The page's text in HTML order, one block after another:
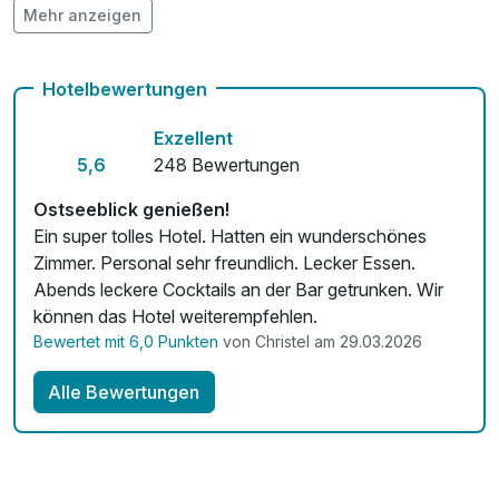
Hunde im Hotel erlaubt für 25,00 € pro Stück / Tag
Fitnessgeräte stehen bereit
Kostenloses W-LAN
Zimmerservice verfügbar
Mit Hotelbar
Mehr anzeigen
Hotelbewertungen
5,6
Exzellent
248 Bewertungen
Ostseeblick genießen!
Ein super tolles Hotel. Hatten ein wunderschönes
Zimmer. Personal sehr freundlich. Lecker Essen.
Abends leckere Cocktails an der Bar getrunken. Wir
können das Hotel weiterempfehlen.
Bewertet mit 6,0 Punkten von Christel am 29.03.2026
Alle Bewertungen